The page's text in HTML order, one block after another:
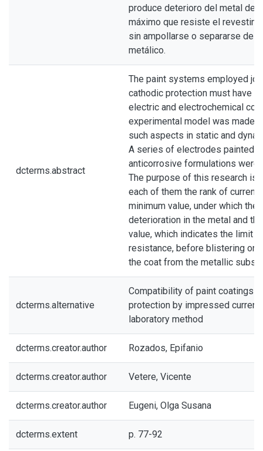
produce deterioro del metal de
máximo que resiste el
sin ampollarse o separarse del
metálico.
dcterms.abstract
The paint systems employed
cathodic protection must have
electric and electrochemical
experimental model was made
such aspects in static and
A series of electrodes painted
anticorrosive formulations were
The purpose of this research is
each of them the rank of
minimum value, under which
deterioration in the metal and
value, which indicates the limit
resistance, before blistering or
the coat from the metallic
dcterms.alternative
Compatibility of paint coatings
protection by impressed
laboratory method
dcterms.creator.author Rozados, Epifanio
dcterms.creator.author Vetere, Vicente
dcterms.creator.author Eugeni, Olga Susana
dcterms.extent p. 77-92